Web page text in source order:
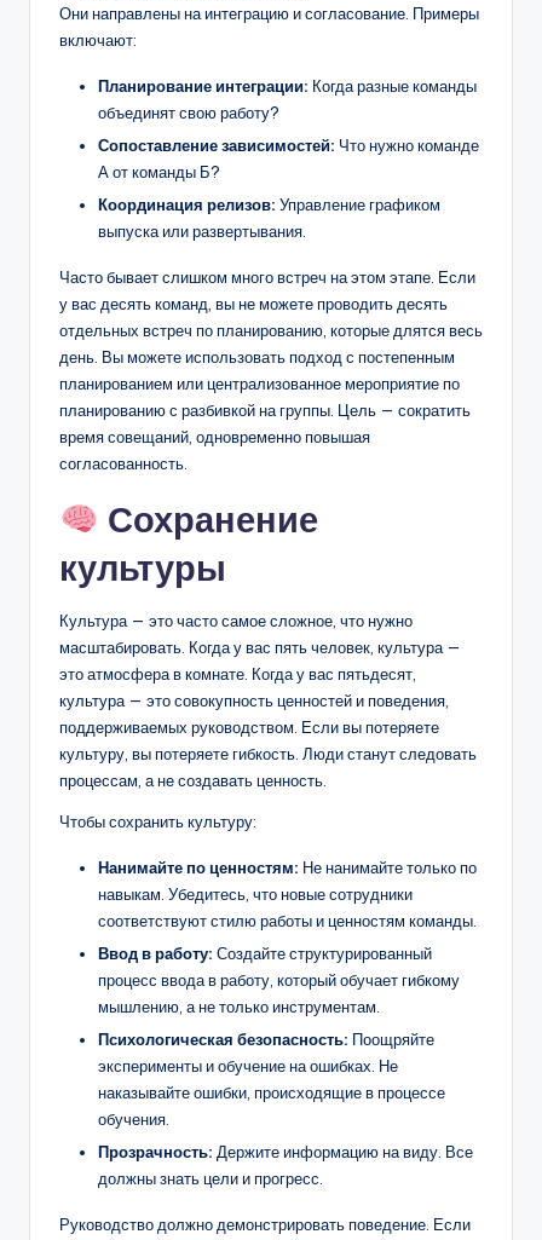
Они направлены на интеграцию и согласование. Примеры
включают:
Планирование интеграции: Когда разные команды
объединят свою работу?
Сопоставление зависимостей: Что нужно команде
А от команды Б?
Координация релизов: Управление графиком
выпуска или развертывания.
Часто бывает слишком много встреч на этом этапе. Если
у вас десять команд, вы не можете проводить десять
отдельных встреч по планированию, которые длятся весь
день. Вы можете использовать подход с постепенным
планированием или централизованное мероприятие по
планированию с разбивкой на группы. Цель — сократить
время совещаний, одновременно повышая
согласованность.
Сохранение
культуры
Культура — это часто самое сложное, что нужно
масштабировать. Когда у вас пять человек, культура —
это атмосфера в комнате. Когда у вас пятьдесят,
культура — это совокупность ценностей и поведения,
поддерживаемых руководством. Если вы потеряете
культуру, вы потеряете гибкость. Люди станут следовать
процессам, а не создавать ценность.
Чтобы сохранить культуру:
Нанимайте по ценностям: Не нанимайте только по
навыкам. Убедитесь, что новые сотрудники
соответствуют стилю работы и ценностям команды.
Ввод в работу: Создайте структурированный
процесс ввода в работу, который обучает гибкому
мышлению, а не только инструментам.
Психологическая безопасность: Поощряйте
эксперименты и обучение на ошибках. Не
наказывайте ошибки, происходящие в процессе
обучения.
Прозрачность: Держите информацию на виду. Все
должны знать цели и прогресс.
Руководство должно демонстрировать поведение. Если